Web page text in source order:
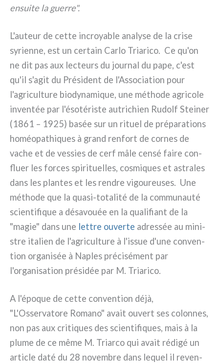
ensui­te la guer­re".
L'auteur de cet­te incroya­ble ana­ly­se de la cri­se
syrien­ne, est un cer­tain Carlo Triarico. Ce qu'on
ne dit pas aux lec­teurs du jour­nal du pape, c'est
qu'il s'agit du Président de l'Association pour
l'agriculture bio­dy­na­mi­que, une métho­de agri­co­le
inven­tée par l'ésotériste autri­chien Rudolf Steiner
(1861 – 1925) basée sur un rituel de pré­pa­ra­tions
homéo­pa­thi­ques à grand ren­fort de cor­nes de
vache et de ves­sies de cerf mâle cen­sé fai­re con­
fluer les for­ces spi­ri­tuel­les, cosmi­ques et astra­les
dans les plan­tes et les ren­dre vigou­reu­ses. Une
métho­de que la quasi-totalité de la com­mu­nau­té
scien­ti­fi­que a désa­vouée en la qua­li­fiant de la
"magie" dans une let­tre ouver­te adres­sée au mini­
stre ita­lien de l'agriculture à l'issue d'une con­ven­
tion orga­ni­sée à Naples pré­ci­sé­ment par
l'organisation pré­si­dée par M. Triarico.
A l'époque de cet­te con­ven­tion déjà,
"L'Osservatore Romano" avait ouvert ses colon­nes,
non pas aux cri­ti­ques des scien­ti­fi­ques, mais à la
plu­me de ce même M. Triarco qui avait rédi­gé un
arti­cle daté du 28 novem­bre dans lequel il reven­